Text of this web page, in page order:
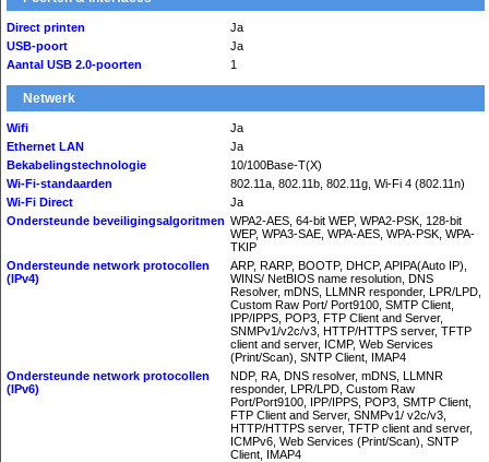
Direct printen
Ja
USB-poort
Ja
Aantal USB 2.0-poorten
1
Netwerk
Wifi
Ja
Ethernet LAN
Ja
Bekabelingstechnologie
10/100Base-T(X)
Wi-Fi-standaarden
802.11a, 802.11b, 802.11g, Wi-Fi 4 (802.11n)
Wi-Fi Direct
Ja
Ondersteunde beveiligingsalgoritmen WPA2-AES, 64-bit WEP, WPA2-PSK, 128-bit
WEP, WPA3-SAE, WPA-AES, WPA-PSK, WPA-
TKIP
Ondersteunde network protocollen
(IPv4)
ARP, RARP, BOOTP, DHCP, APIPA(Auto IP),
WINS/ NetBIOS name resolution, DNS
Resolver, mDNS, LLMNR responder, LPR/LPD,
Custom Raw Port/ Port9100, SMTP Client,
IPP/IPPS, POP3, FTP Client and Server,
SNMPv1/v2c/v3, HTTP/HTTPS server, TFTP
client and server, ICMP, Web Services
(Print/Scan), SNTP Client, IMAP4
Ondersteunde network protocollen
(IPv6)
NDP, RA, DNS resolver, mDNS, LLMNR
responder, LPR/LPD, Custom Raw
Port/Port9100, IPP/IPPS, POP3, SMTP Client,
FTP Client and Server, SNMPv1/ v2c/v3,
HTTP/HTTPS server, TFTP client and server,
ICMPv6, Web Services (Print/Scan), SNTP
Client, IMAP4